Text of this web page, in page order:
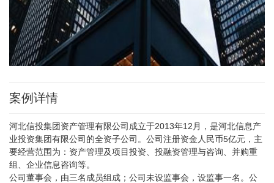
案例详情
河北信投集团资产管理有限公司成立于2013年12月，是河北信息产
业投资集团有限公司的全资子公司。公司注册资金人民币5亿元，主
要经营范围为：资产管理及项目投资、投融资管理与咨询、并购重
组、企业信息咨询等。
公司董事会，由三名成员组成；公司未设监事会，设监事一名。公